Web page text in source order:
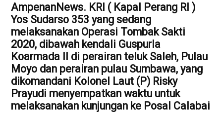
AmpenanNews. KRI ( Kapal Perang RI )
Yos Sudarso 353 yang sedang
melaksanakan Operasi Tombak Sakti
2020, dibawah kendali Guspurla
Koarmada II di perairan teluk Saleh, Pulau
Moyo dan perairan pulau Sumbawa, yang
dikomandani Kolonel Laut (P) Risky
Prayudi menyempatkan waktu untuk
melaksanakan kunjungan ke Posal Calabai